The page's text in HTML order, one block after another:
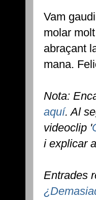
Vam
molar
abraçant
mana.
Nota:
aquí. Al
videoclip '
i explicar a
Entrades